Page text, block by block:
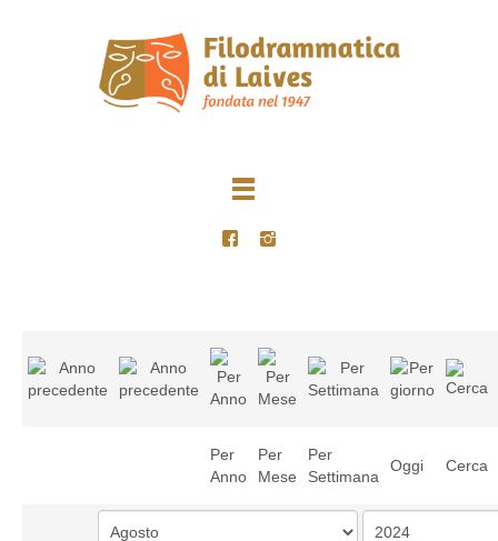
Per
Anno
Per
Mese
Per
Settimana
Oggi Cerca